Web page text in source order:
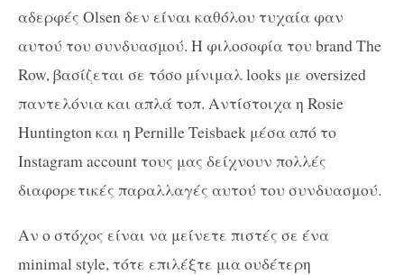
αδερφές Olsen δεν είναι καθόλου τυχαία φαν
αυτού του συνδυασμού. Η φιλοσοφία του brand The
Row, βασίζεται σε τόσο μίνιμαλ looks με oversized
παντελόνια και απλά τοπ. Αντίστοιχα η Rosie
Huntington και η Pernille Teisbaek μέσα από το
Instagram account τους μας δείχνουν πολλές
διαφορετικές παραλλαγές αυτού του συνδυασμού.
Αν ο στόχος είναι να μείνετε πιστές σε ένα
minimal style, τότε επιλέξτε μια ουδέτερη